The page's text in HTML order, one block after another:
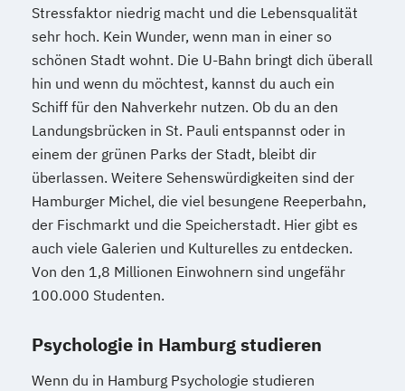
Stressfaktor niedrig macht und die Lebensqualität
sehr hoch. Kein Wunder, wenn man in einer so
schönen Stadt wohnt. Die U-Bahn bringt dich überall
hin und wenn du möchtest, kannst du auch ein
Schiff für den Nahverkehr nutzen. Ob du an den
Landungsbrücken in St. Pauli entspannst oder in
einem der grünen Parks der Stadt, bleibt dir
überlassen. Weitere Sehenswürdigkeiten sind der
Hamburger Michel, die viel besungene Reeperbahn,
der Fischmarkt und die Speicherstadt. Hier gibt es
auch viele Galerien und Kulturelles zu entdecken.
Von den 1,8 Millionen Einwohnern sind ungefähr
100.000 Studenten.
Psychologie in Hamburg studieren
Wenn du in Hamburg Psychologie studieren